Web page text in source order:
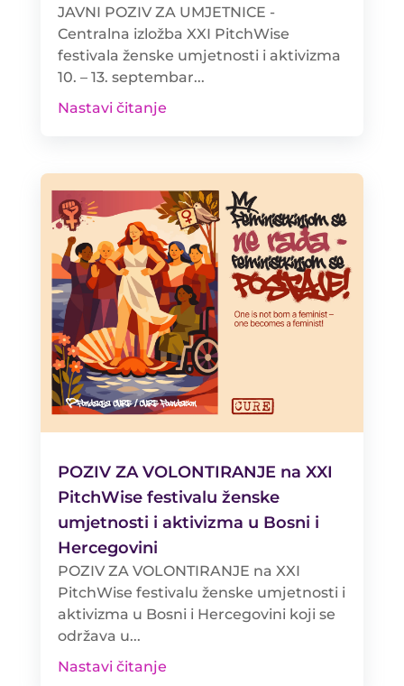
JAVNI POZIV ZA UMJETNICE -
Centralna izložba XXI PitchWise
festivala ženske umjetnosti i aktivizma
10. – 13. septembar...
Nastavi čitanje
POZIV ZA VOLONTIRANJE na XXI
PitchWise festivalu ženske
umjetnosti i aktivizma u Bosni i
Hercegovini
POZIV ZA VOLONTIRANJE na XXI
PitchWise festivalu ženske umjetnosti i
aktivizma u Bosni i Hercegovini koji se
održava u...
Nastavi čitanje